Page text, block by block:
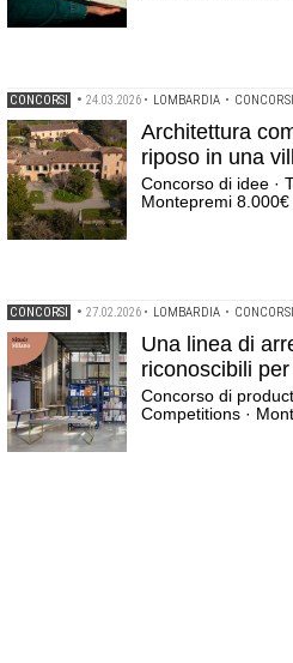
CONCORSI • 24.03.2026 • LOMBARDIA •
Architettura
riposo in una
Concorso di idee ·
Montepremi 8.000€
CONCORSI • 27.02.2026 • LOMBARDIA •
Una linea di
riconoscibili
Concorso di
Competitions ·